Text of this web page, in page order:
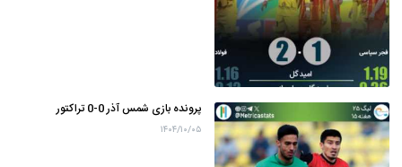
پرونده بازی شمس آذر 0-0 تراکتور
۱۴۰۴/۱۰/۰۵